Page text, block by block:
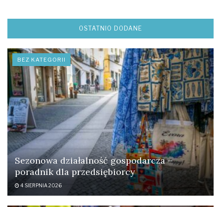
OSTATNIO DODANE
BEZ KATEGORII
Sezonowa działalność gospodarcza –
poradnik dla przedsiębiorcy
4 SIERPNIA 2026